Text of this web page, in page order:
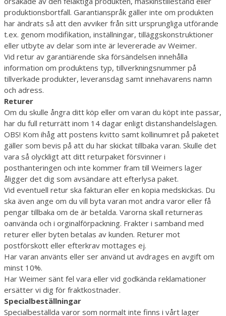
produktionsbortfall. Garantianspråk gäller inte om produkten
har ändrats så att den avviker från sitt ursprungliga utförande
t.ex. genom modifikation, inställningar, tilläggskonstruktioner
eller utbyte av delar som inte är levererade av Weimer.
Vid retur av garantiärende ska försändelsen innehålla
information om produktens typ, tillverkningsnummer på
tillverkade produkter, leveransdag samt innehavarens namn
och adress.
Returer
Om du skulle ångra ditt köp eller om varan du köpt inte passar,
har du full returrätt inom 14 dagar enligt distanshandelslagen.
OBS! Kom ihåg att postens kvitto samt kollinumret på paketet
gäller som bevis på att du har skickat tillbaka varan. Skulle det
vara så olyckligt att ditt returpaket försvinner i
posthanteringen och inte kommer fram till Weimers lager
åligger det dig som avsändare att efterlysa paket.
Vid eventuell retur ska fakturan eller en kopia medskickas. Du
ska även ange om du vill byta varan mot andra varor eller få
pengar tillbaka om de är betalda. Varorna skall returneras
oanvända och i orginalförpackning. Frakter i samband med
returer eller byten betalas av kunden. Returer mot
postförskott eller efterkrav mottages ej.
Har varan använts eller ser använd ut avdrages en avgift om
minst 10%.
Har Weimer sänt fel vara eller vid godkända reklamationer
ersätter vi dig för fraktkostnader.
Specialbeställningar
Specialbeställda varor som normalt inte finns i vårt lager